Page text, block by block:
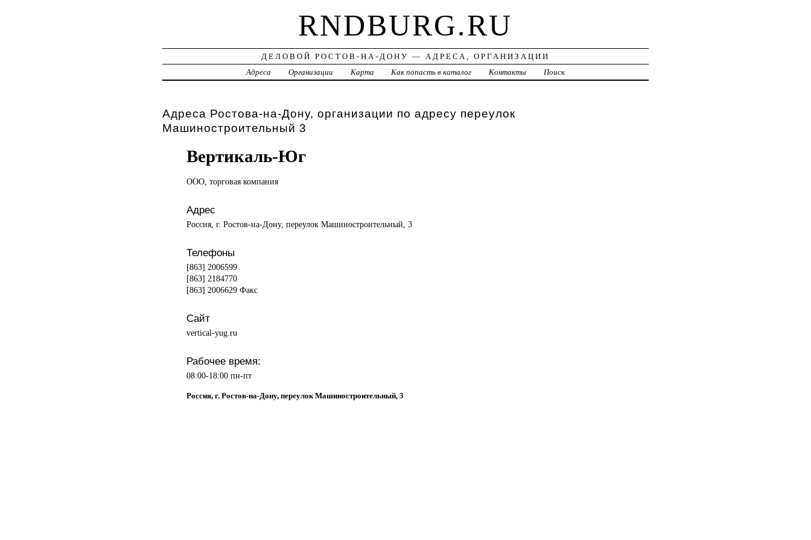
RNDBURG.RU
ДЕЛОВОЙ РОСТОВ-НА-ДОНУ — АДРЕСА, ОРГАНИЗАЦИИ
Адреса
Организации Карта Как попасть в каталог Контакты Поиск
Адреса Ростова-на-Дону, организации по адресу переулок
Машиностроительный 3
Вертикаль-Юг
ООО, торговая компания
Адрес
Россия, г. Ростов-на-Дону, переулок Машиностроительный, 3
Телефоны
[863] 2006599
[863] 2184770
[863] 2006629 Факс
Сайт
vertical-yug.ru
Рабочее время:
08:00-18:00 пн-пт
Россия, г. Ростов-на-Дону, переулок Машиностроительный, 3